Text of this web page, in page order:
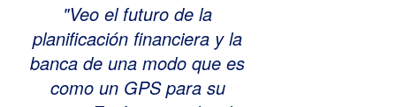
Veo el futuro de la
planificación financiera y la
banca de una modo que es
como un GPS para su